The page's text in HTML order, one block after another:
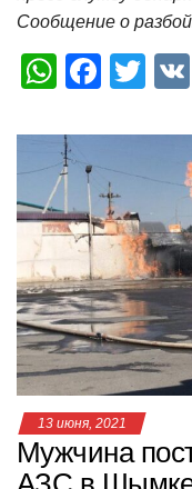
Сообщение о
W
at
s
A
p
p
F
c
e
b
o
o
k
T
tt
er
13 июня, 2021
Мужчина